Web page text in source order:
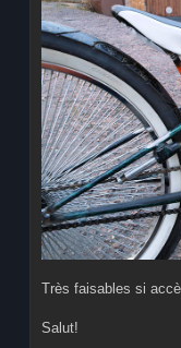
Très faisables si
Salut!